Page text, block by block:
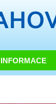
INFORMACE